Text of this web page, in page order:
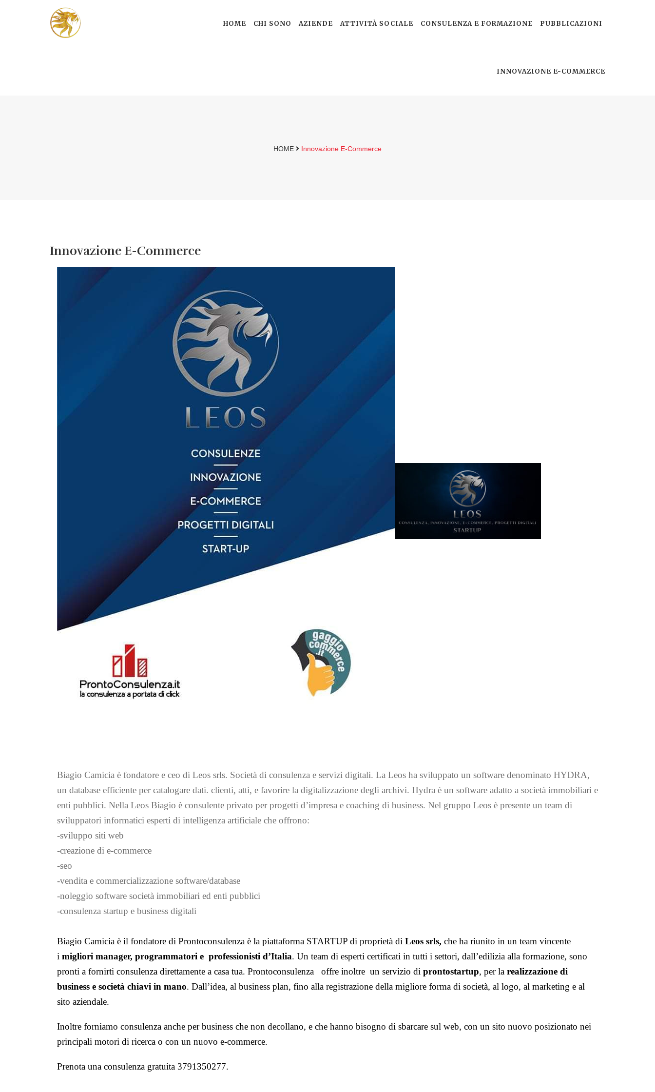
HOME CHI SONO AZIENDE ATTIVITÀ SOCIALE CONSULENZA E FORMAZIONE PUBBLICAZIONI
INNOVAZIONE E-COMMERCE
HOME Innovazione E-Commerce
Innovazione E-Commerce
Biagio Camicia è fondatore e ceo di Leos srls. Società di consulenza e servizi digitali. La Leos ha sviluppato un software denominato HYDRA,
un database efficiente per catalogare dati. clienti, atti, e favorire la digitalizzazione degli archivi. Hydra è un software adatto a società immobiliari e
enti pubblici. Nella Leos Biagio è consulente privato per progetti d’impresa e coaching di business. Nel gruppo Leos è presente un team di
sviluppatori informatici esperti di intelligenza artificiale che offrono:
-sviluppo siti web
-creazione di e-commerce
-seo
-vendita e commercializzazione software/database
-noleggio software società immobiliari ed enti pubblici
-consulenza startup e business digitali
Biagio Camicia è il fondatore di Prontoconsulenza è la piattaforma STARTUP di proprietà di Leos srls, che ha riunito in un team vincente
i migliori manager, programmatori e professionisti d’Italia. Un team di esperti certificati in tutti i settori, dall’edilizia alla formazione, sono
pronti a fornirti consulenza direttamente a casa tua. Prontoconsulenza offre inoltre un servizio di prontostartup, per la realizzazione di
business e società chiavi in mano. Dall’idea, al business plan, fino alla registrazione della migliore forma di società, al logo, al marketing e al
sito aziendale.
Inoltre forniamo consulenza anche per business che non decollano, e che hanno bisogno di sbarcare sul web, con un sito nuovo posizionato nei
principali motori di ricerca o con un nuovo e-commerce.
Prenota una consulenza gratuita 3791350277.